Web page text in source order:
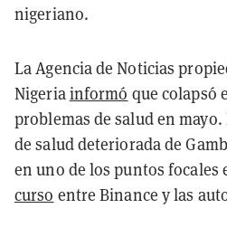
nigeriano.
La Agencia de Noticias
Nigeriainformó que colapsó
problemas de salud en
de salud deteriorada de
en uno de los puntos focales
curso entre Binance y las